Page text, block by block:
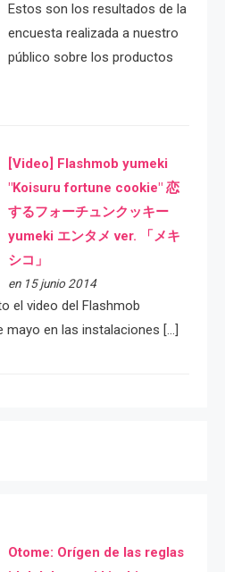
Estos son los resultados de la
encuesta realizada a nuestro
público sobre los productos
[Video] Flashmob yumeki
"Koisuru fortune cookie" 恋
するフォーチュンクッキー
yumeki エンタメ ver. 「メキ
シコ」
en 15 junio 2014
el video del Flashmob
mayo en las instalaciones […]
Otome: Orígen de las reglas